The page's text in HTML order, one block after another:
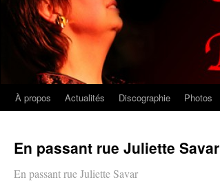
Aller
contenu
À propos Actualités Discographie Photos
En passant rue Juliette Savar
En passant rue Juliette Savar